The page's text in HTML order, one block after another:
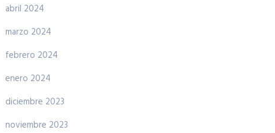
abril 2024
marzo 2024
febrero 2024
enero 2024
diciembre 2023
noviembre 2023